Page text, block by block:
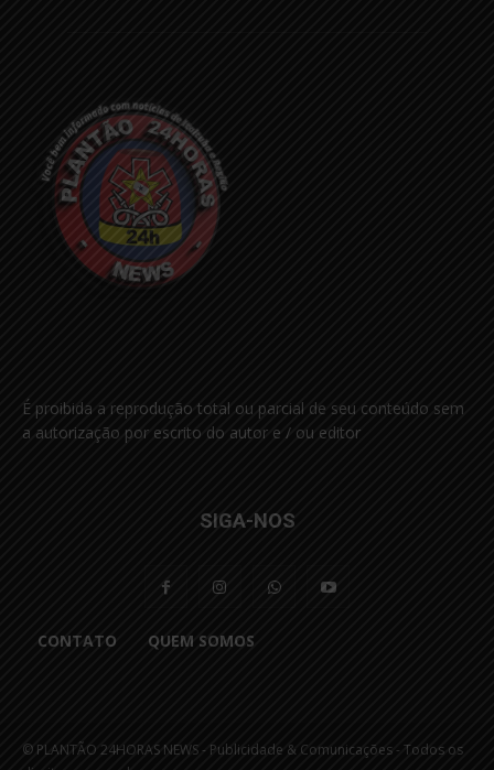
É proibida a reprodução total ou parcial de seu conteúdo sem
a autorização por escrito do autor e / ou editor
SIGA-NOS
CONTATO QUEM SOMOS
© PLANTÃO 24HORAS NEWS - Publicidade & Comunicações - Todos os